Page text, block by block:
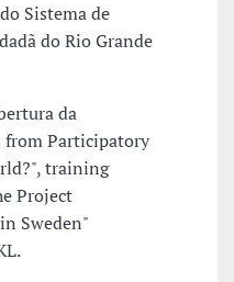
Sistema de
do Rio Grande
da
from Participatory
training
Project
Sweden"